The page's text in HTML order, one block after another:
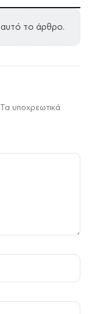
αυτό το άρθρο.
υποχρεωτικά